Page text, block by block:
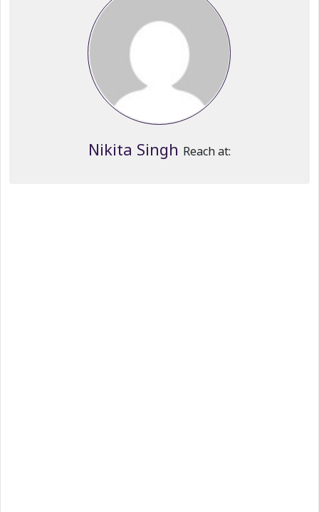
Nikita Singh Reach at: